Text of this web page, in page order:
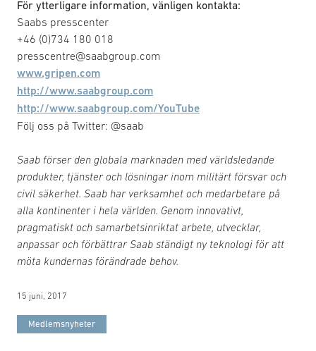
För ytterligare information, vänligen kontakta:
Saabs presscenter
+46 (0)734 180 018
presscentre@saabgroup.com
www.gripen.com
http://www.saabgroup.com
http://www.saabgroup.com/YouTube
Följ oss på Twitter: @saab
Saab förser den globala marknaden med världsledande
produkter, tjänster och lösningar inom militärt försvar och
civil säkerhet. Saab har verksamhet och medarbetare på
alla kontinenter i hela världen. Genom innovativt,
pragmatiskt och samarbetsinriktat arbete, utvecklar,
anpassar och förbättrar Saab ständigt ny teknologi för att
möta kundernas förändrade behov.
15 juni, 2017
Medlemsnyheter